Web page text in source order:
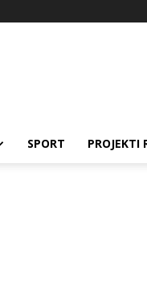
SPORT PROJEKTI